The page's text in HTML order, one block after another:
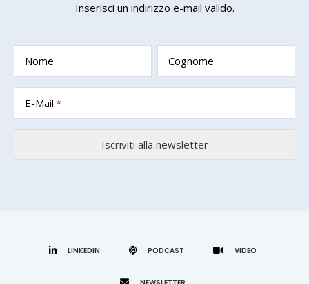
Inserisci un indirizzo e-mail valido.
Nome Cognome
E-Mail
LINKEDIN